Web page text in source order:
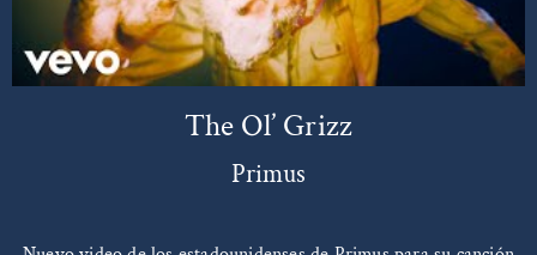
The Ol’ Grizz
Primus